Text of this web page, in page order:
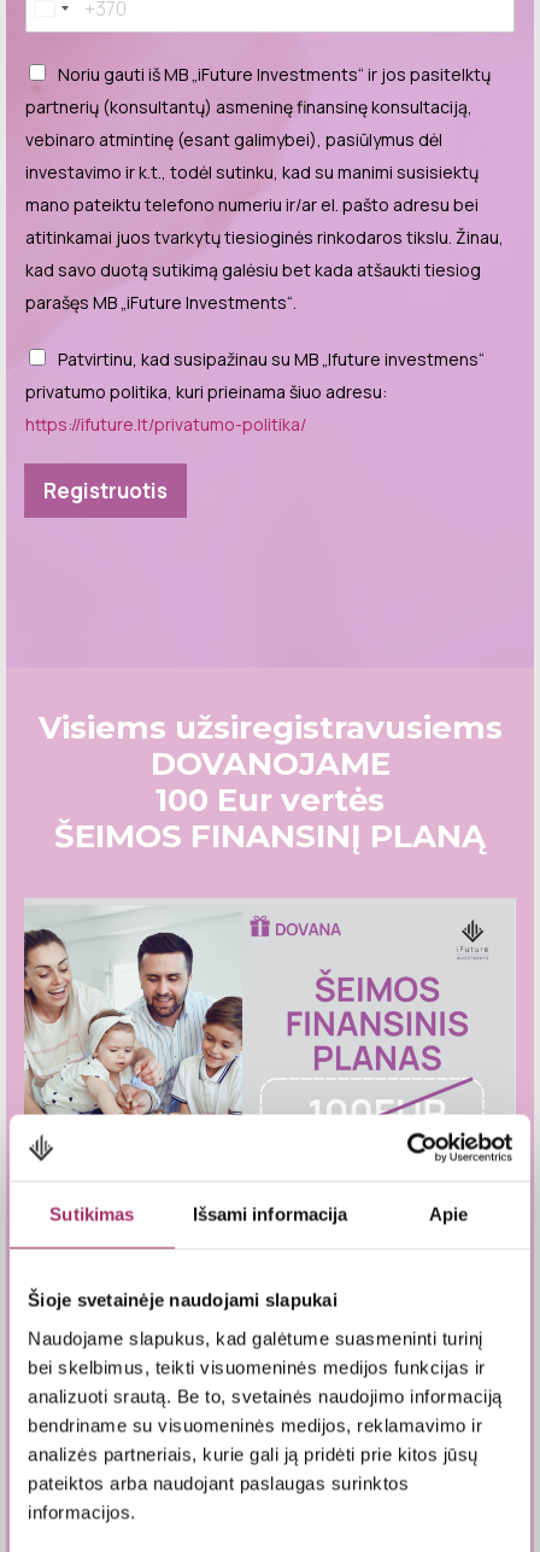
Sutikimas Išsami informacija Apie
Šioje svetainėje naudojami slapukai
Naudojame slapukus, kad galėtume suasmeninti turinį
bei skelbimus, teikti visuomeninės medijos funkcijas ir
analizuoti srautą. Be to, svetainės naudojimo informaciją
bendriname su visuomeninės medijos, reklamavimo ir
analizės partneriais, kurie gali ją pridėti prie kitos jūsų
pateiktos arba naudojant paslaugas surinktos
informacijos.
r
E
a
i
l
Noriu gauti iš MB „iFuture Investments“ ir jos pasitelktų
partnerių (konsultantų) asmeninę finansinę konsultaciją,
vebinaro atmintinę (esant galimybei), pasiūlymus dėl
investavimo ir k.t., todėl sutinku, kad su manimi susisiektų
mano pateiktu telefono numeriu ir/ar el. pašto adresu bei
atitinkamai juos tvarkytų tiesioginės rinkodaros tikslu. Žinau,
kad savo duotą sutikimą galėsiu bet kada atšaukti tiesiog
parašęs MB „iFuture Investments“.
Patvirtinu, kad susipažinau su MB „Ifuture investmens“
privatumo politika, kuri prieinama šiuo adresu:
https://ifuture.lt/privatumo-politika/
Registruotis
Visiems užsiregistravusiems
DOVANOJAME
100 Eur vertės
ŠEIMOS FINANSINĮ PLANĄ
Jums priklauso Nemokamas
Draudimas Tėveliams